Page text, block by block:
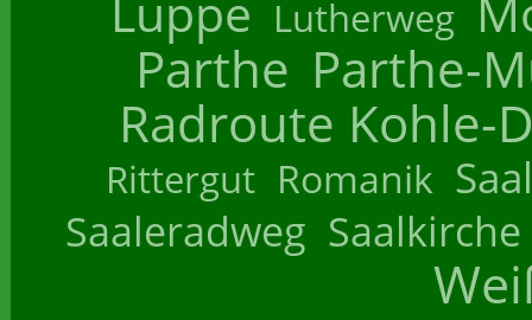
Lutherweg
Parthe Parthe-
Radroute Kohle-
Rittergut Romanik
Saaleradweg Saalkirche